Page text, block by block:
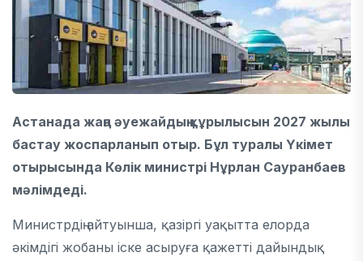
Астанада жаңа әуежайдың құрылысын 2027 жылы
бастау жоспарланып отыр. Бұл туралы Үкімет
отырысында Көлік министрі Нұрлан Сауранбаев
мәлімдеді.
Министрдің айтуынша, қазіргі уақытта елорда
әкімдігі жобаны іске асыруға қажетті дайындық